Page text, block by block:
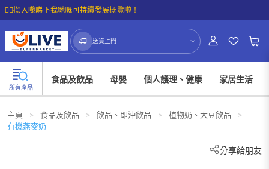
☝🏼㩒入嚟睇下我哋嘅可持續發展概覽啦！
送貨上門
所有產品
食品及飲品 母嬰 個人護理、健康 家居生活
主頁 > 食品及飲品 > 飲品、即沖飲品 > 植物奶、大豆飲品
>
有機燕麥奶
分享給朋友